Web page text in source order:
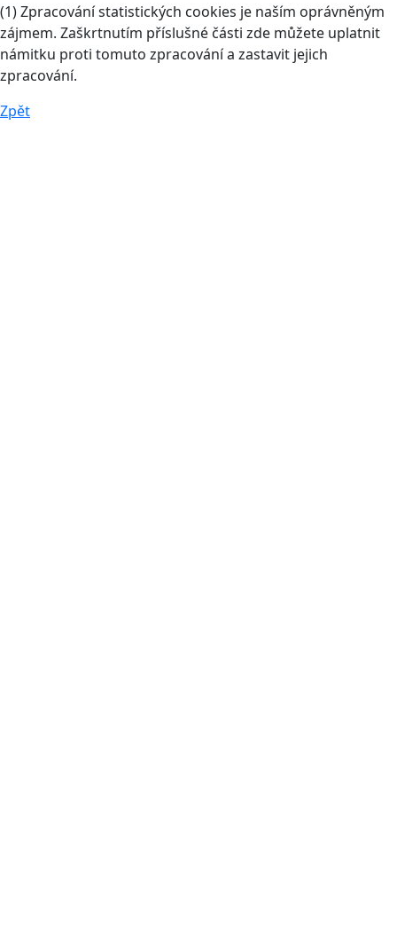
(1) Zpracování statistických cookies je naším oprávněným
zájmem. Zaškrtnutím příslušné části zde můžete uplatnit
námitku proti tomuto zpracování a zastavit jejich
zpracování.
Zpět